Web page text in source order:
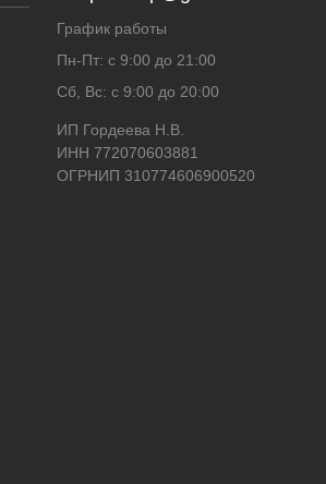
График работы
Пн-Пт: с 9:00 до 21:00
Сб, Вс: с 9:00 до 20:00
ИП Гордеева Н.В.
ИНН 772070603881
ОГРНИП 310774606900520